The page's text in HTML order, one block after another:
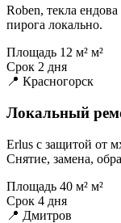
Roben, текла
пирога локально.
Площадь 12 м² м²
Срок 2 дня
📍 Красногорск
Локальный
Erlus с защитой от
Снятие, замена,
Площадь 40 м² м²
Срок 4 дня
📍 Дмитров